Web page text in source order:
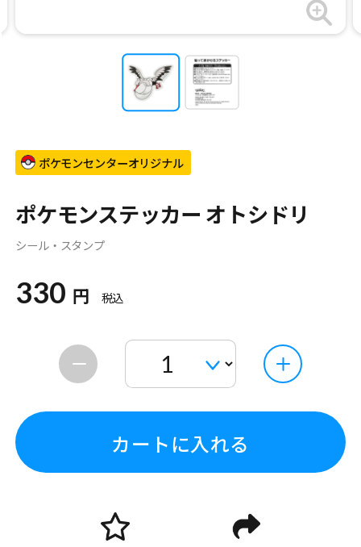
ポケモンセンターオリジナル
ポケモンステッカー オトシドリ
シール・スタンプ
330 円 税込
カートに入れる